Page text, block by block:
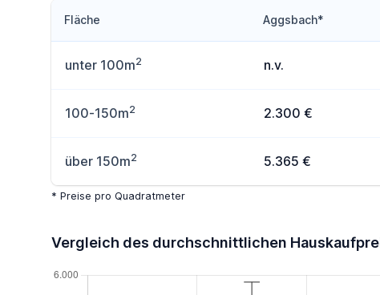
Fläche Aggsbach*
unter 100m2 n.v.
100-150m2 2.300 €
über 150m2 5.365 €
* Preise pro Quadratmeter
Vergleich des durchschnittlichen